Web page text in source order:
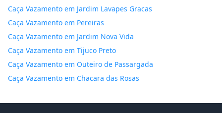
Caça Vazamento em Jardim Lavapes Gracas
Caça Vazamento em Pereiras
Caça Vazamento em Jardim Nova Vida
Caça Vazamento em Tijuco Preto
Caça Vazamento em Outeiro de Passargada
Caça Vazamento em Chacara das Rosas